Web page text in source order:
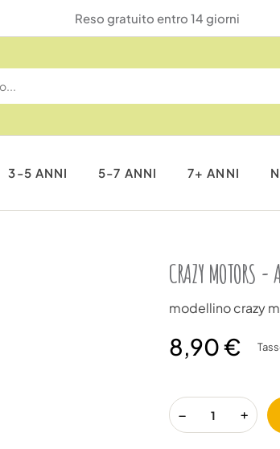
Reso gratuito entro 14 giorni
3-5 ANNI 5-7 ANNI 7+ ANNI
CRAZY MOTORS -
modellino crazy
8,90 €